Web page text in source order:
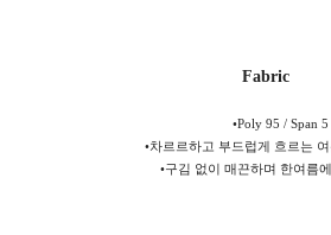
Fabric
•Poly 95 / Span 5
•차르르하고 부드럽게 흐르는
•구김 없이 매끈하며 한여름